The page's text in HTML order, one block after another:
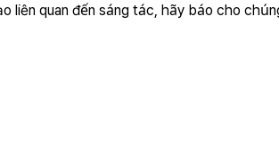
liên quan đến sáng tác, hãy báo cho